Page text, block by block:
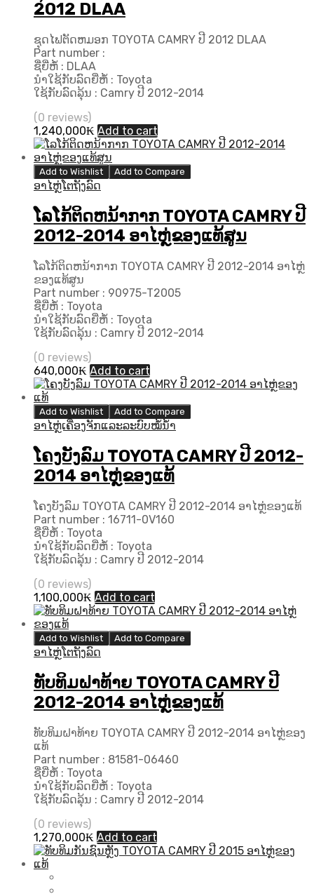
2012 DLAA
ຊຸດໄຟຕັດຫມອກ TOYOTA CAMRY ປີ 2012 DLAA
Part number :
ຊື່ຍີ່ຫໍ້ : DLAA
ນຳໃຊ້ກັບລົດຍີ່ຫໍ້ : Toyota
ໃຊ້ກັບລົດລຸ້ນ : Camry ປີ 2012-2014
(0 reviews)
1,240,000₭ Add to cart
Add to Wishlist Add to Compare
ອາໄຫຼ່ໂຕຖັງລົດ
ໂລໂກ້ຕິດຫນ້າກາກ TOYOTA CAMRY ປີ
2012-2014 ອາໄຫຼ່ຂອງແທ້ສູນ
ໂລໂກ້ຕິດຫນ້າກາກ TOYOTA CAMRY ປີ 2012-2014 ອາໄຫຼ່
ຂອງແທ້ສູນ
Part number : 90975-T2005
ຊື່ຍີ່ຫໍ້ : Toyota
ນຳໃຊ້ກັບລົດຍີ່ຫໍ້ : Toyota
ໃຊ້ກັບລົດລຸ້ນ : Camry ປີ 2012-2014
(0 reviews)
640,000₭ Add to cart
Add to Wishlist Add to Compare
ອາໄຫຼ່ເຄື່ອງຈັກແລະລະບົບໝໍ້ນ້ຳ
ໂຄງບັງລົມ TOYOTA CAMRY ປີ 2012-
2014 ອາໄຫຼ່ຂອງແທ້
ໂຄງບັງລົມ TOYOTA CAMRY ປີ 2012-2014 ອາໄຫຼ່ຂອງແທ້
Part number : 16711-0V160
ຊື່ຍີ່ຫໍ້ : Toyota
ນຳໃຊ້ກັບລົດຍີ່ຫໍ້ : Toyota
ໃຊ້ກັບລົດລຸ້ນ : Camry ປີ 2012-2014
(0 reviews)
1,100,000₭ Add to cart
Add to Wishlist Add to Compare
ອາໄຫຼ່ໂຕຖັງລົດ
ທັບທິມຝາທ້າຍ TOYOTA CAMRY ປີ
2012-2014 ອາໄຫຼ່ຂອງແທ້
ທັບທິມຝາທ້າຍ TOYOTA CAMRY ປີ 2012-2014 ອາໄຫຼ່ຂອງ
ແທ້
Part number : 81581-06460
ຊື່ຍີ່ຫໍ້ : Toyota
ນຳໃຊ້ກັບລົດຍີ່ຫໍ້ : Toyota
ໃຊ້ກັບລົດລຸ້ນ : Camry ປີ 2012-2014
(0 reviews)
1,270,000₭ Add to cart